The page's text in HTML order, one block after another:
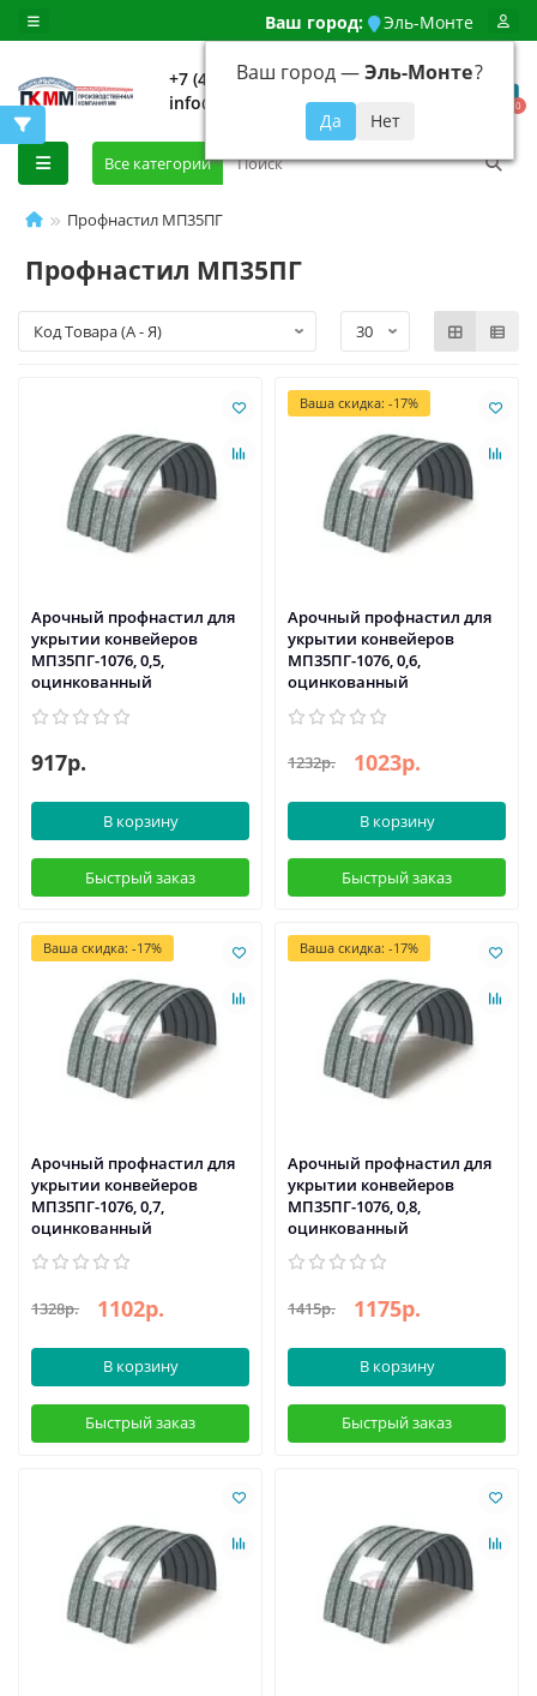
Ваш город: Эль-Монте
Ваш город —Эль-Монте?
+7 (499) 648-92-94
info@evroshtaketnikmoskva.ru
0
Все категории
Профнастил МП35ПГ
Профнастил МП35ПГ
Арочный профнастил для
укрытии конвейеров
МП35ПГ-1076, 0,5,
оцинкованный
917р.
В корзину
Быстрый заказ
Ваша скидка: -17%
Арочный профнастил для
укрытии конвейеров
МП35ПГ-1076, 0,6,
оцинкованный
1232р. 1023р.
В корзину
Быстрый заказ
Ваша скидка: -17%
Арочный профнастил для
укрытии конвейеров
МП35ПГ-1076, 0,7,
оцинкованный
1328р. 1102р.
В корзину
Быстрый заказ
Ваша скидка: -17%
Арочный профнастил для
укрытии конвейеров
МП35ПГ-1076, 0,8,
оцинкованный
1415р. 1175р.
В корзину
Быстрый заказ